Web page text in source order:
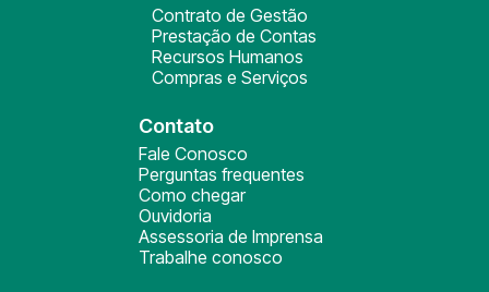
Contrato de Gestão
Prestação de Contas
Recursos Humanos
Compras e Serviços
Contato
Fale Conosco
Perguntas frequentes
Como chegar
Ouvidoria
Assessoria de Imprensa
Trabalhe conosco